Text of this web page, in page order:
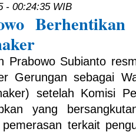
- 00:24:35 WIB
Prabowo Subianto
Gerungan sebagai
setelah Komisi
yang
terkait